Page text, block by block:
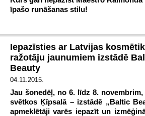
īpašo runāšanas stilu!
Iepazīsties ar Latvijas
ražotāju jaunumiem izstādē
Beauty
04.11.2015.
Jau šonedēļ, no 6. līdz 8.
svētkos Ķīpsalā – izstādē „Baltic
apmeklētāji varēs iepazīt un